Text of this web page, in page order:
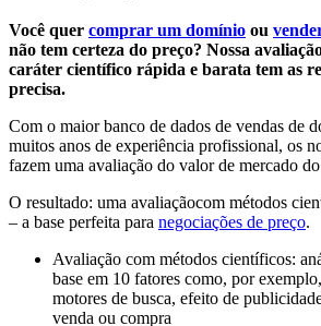
Você quer comprar um domínio ou
não tem certeza do preço? Nossa
caráter científico rápida e barata tem as
precisa.
Com o maior banco de dados de vendas de
muitos anos de experiência profissional, os
fazem uma avaliação do valor de mercado
O resultado: uma avaliaçãocom métodos
– a base perfeita para negociações de preço.
Avaliação com métodos científicos:
base em 10 fatores como, por
motores de busca, efeito de
venda ou compra